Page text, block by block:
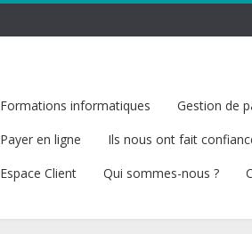
Formations informatiques Gestion de
Payer en ligne
Ils nous ont fait
Espace Client
Qui sommes-nous ?